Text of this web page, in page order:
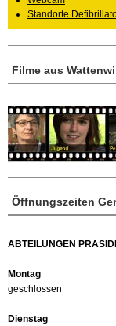
Öffnungszeiten
ABTEILUNGEN
Montag
geschlossen
Dienstag
Filme aus
Standorte